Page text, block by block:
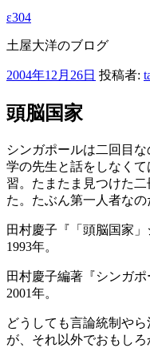
ε304
土屋大洋のブログ
投
日:
2004年12月26日 投稿者:
頭脳国家
シンガポールは二回目
学の先生と話をしなく
習。たまたま見つけた
た。たぶん第一人者なの
田村慶子『「頭脳国家
1993年。
田村慶子編著『シンガポ
2001年。
どうしても言論統制や
が、それ以外でおもし